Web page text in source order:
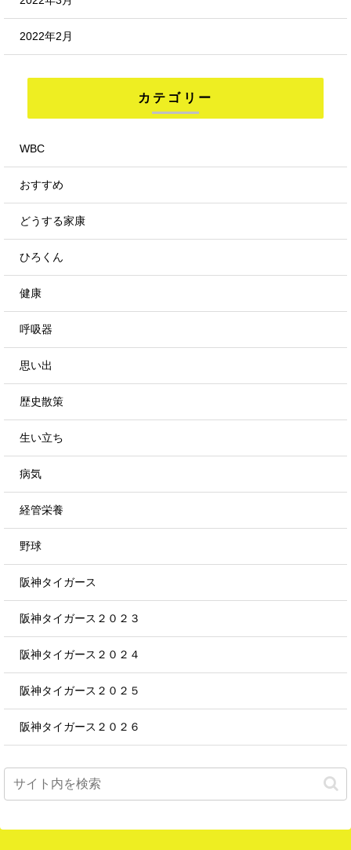
2022年2月
カテゴリー
WBC
おすすめ
どうする家康
ひろくん
健康
呼吸器
思い出
歴史散策
生い立ち
病気
経管栄養
野球
阪神タイガース
阪神タイガース２０２３
阪神タイガース２０２４
阪神タイガース２０２５
阪神タイガース２０２６